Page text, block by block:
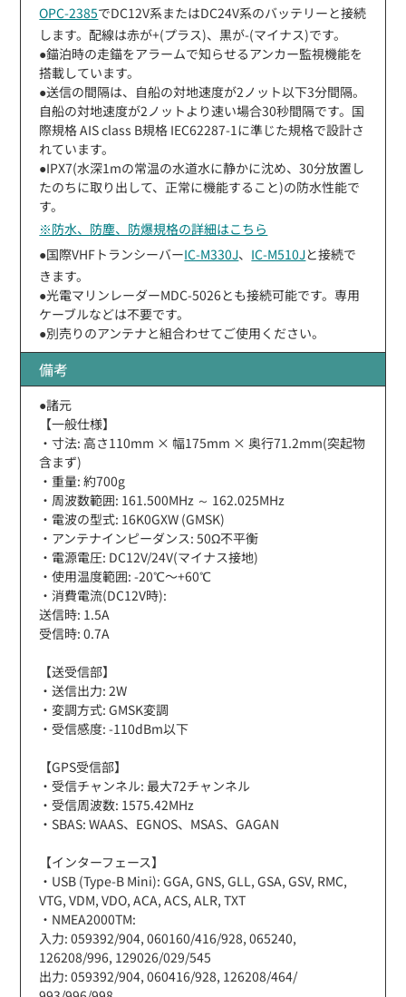
OPC-2385でDC12V系またはDC24V系のバッテリーと接続
します。配線は赤が+(プラス)、黒が-(マイナス)です。
●錨泊時の走錨をアラームで知らせるアンカー監視機能を
搭載しています。
●送信の間隔は、自船の対地速度が2ノット以下3分間隔。
自船の対地速度が2ノットより速い場合30秒間隔です。国
際規格 AIS class B規格 IEC62287-1に準じた規格で設計さ
れています。
●IPX7(水深1mの常温の水道水に静かに沈め、30分放置し
たのちに取り出して、正常に機能すること)の防水性能で
す。
※防水、防塵、防爆規格の詳細はこちら
●国際VHFトランシーバーIC-M330J、 IC-M510Jと接続で
きます。
●光電マリンレーダーMDC-5026とも接続可能です。専用
ケーブルなどは不要です。
●別売りのアンテナと組合わせてご使用ください。
備考
●諸元
【一般仕様】
・寸法: 高さ110mm × 幅175mm × 奥行71.2mm(突起物
含まず)
・重量: 約700g
・周波数範囲: 161.500MHz ～ 162.025MHz
・電波の型式: 16K0GXW (GMSK)
・アンテナインピーダンス: 50Ω不平衡
・電源電圧: DC12V/24V(マイナス接地)
・使用温度範囲: -20℃〜+60℃
・消費電流(DC12V時):
送信時: 1.5A
受信時: 0.7A
【送受信部】
・送信出力: 2W
・変調方式: GMSK変調
・受信感度: -110dBm以下
【GPS受信部】
・受信チャンネル: 最大72チャンネル
・受信周波数: 1575.42MHz
・SBAS: WAAS、EGNOS、MSAS、GAGAN
【インターフェース】
・USB (Type-B Mini): GGA, GNS, GLL, GSA, GSV, RMC,
VTG, VDM, VDO, ACA, ACS, ALR, TXT
・NMEA2000TM:
入力: 059392/904, 060160/416/928, 065240,
126208/996, 129026/029/545
出力: 059392/904, 060416/928, 126208/464/